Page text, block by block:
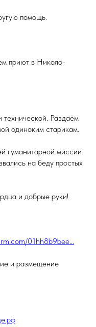
помощь.
приют в Николо-
Раздаём
одиноким старикам.
гуманитарной миссии
на беду простых
и добрые руки!
01hh8b9bee...
и размещение